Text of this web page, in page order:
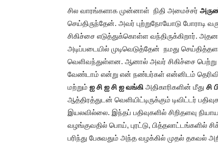
சில வாரங்களாக முன்னாள் நிதி அமைச்சர்
செய்திருந்தேன். அவர் புற்றுநோயோடு போராடி
சிகிச்சை எடுத்துக்கொள்ள வந்திருக்கிறார்.
அடிப்படையில் முடிவெடுத்தேன் நமது
வெளிவந்துள்ளன. ஆனால் அவர் சிகிச்சை பெற்று
வேண்டாம் என்று என் நண்பர்கள் என்னிடம்
மற்றும் ஐ சி ஐ சி ஐ வங்கி அதிகாரிகளின் மீது சி
ஆத்திரத்துடன் வெளியிட்டிருக்கும் டிவிட்டர்
இயலவில்லை. இந்தப் பதிவுகளில் சிறிதளவு
வழங்குவதில் பொய், புரட்டு, பித்தலாட்டங்களில்
பரிந்து பேசுவதும் அந்த வழக்கில் முதல் தகவல்